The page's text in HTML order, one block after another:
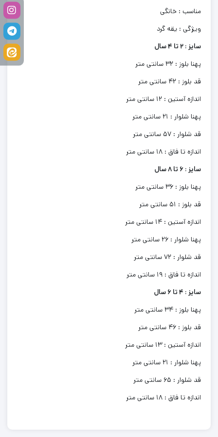
مناسب : خانگی
ویژگی : یقه گرد
سایز : 2 تا 4 سال
پهنا بلوز : 32 سانتی متر
قد بلوز : 42 سانتی متر
اندازه آستین : 12 سانتی متر
پهنا شلوار : 21 سانتی متر
قد شلوار : 57 سانتی متر
اندازه تا فاق : 18 سانتی متر
سایز : 6 تا 8 سال
پهنا بلوز : 36 سانتی متر
قد بلوز : 51 سانتی متر
اندازه آستین : 14 سانتی متر
پهنا شلوار : 26 سانتی متر
قد شلوار : 72 سانتی متر
اندازه تا فاق : 19 سانتی متر
سایز : 4 تا 6 سال
پهنا بلوز : 34 سانتی متر
قد بلوز : 46 سانتی متر
اندازه آستین : 13 سانتی متر
پهنا شلوار : 21 سانتی متر
قد شلوار : 65 سانتی متر
اندازه تا فاق : 18 سانتی متر